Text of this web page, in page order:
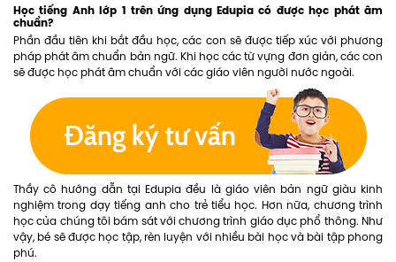
Học tiếng Anh lớp 1 trên ứng dụng Edupia có được học phát âm
chuẩn?
Phần đầu tiên khi bắt đầu học, các con sẽ được tiếp xúc với phương
pháp phát âm chuẩn bản ngữ. Khi học các từ vựng đơn giản, các con
sẽ được học phát âm chuẩn với các giáo viên người nước ngoài.
Thầy cô hướng dẫn tại Edupia đều là giáo viên bản ngữ giàu kinh
nghiệm trong dạy tiếng anh cho trẻ tiểu học. Hơn nữa, chương trình
học của chúng tôi bám sát với chương trình giáo dục phổ thông. Như
vậy, bé sẽ được học tập, rèn luyện với nhiều bài học và bài tập phong
phú.